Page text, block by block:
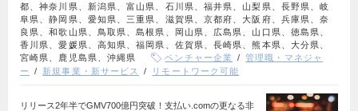
都、神奈川県、新潟県、富山県、石川県、福井県、山梨県、長野県、岐
阜県、静岡県、愛知県、三重県、滋賀県、京都府、大阪府、兵庫県、奈
良県、和歌山県、鳥取県、島根県、岡山県、広島県、山口県、徳島県、
香川県、愛媛県、高知県、福岡県、佐賀県、長崎県、熊本県、大分県、
宮崎県、鹿児島県、沖縄県
ベンチャー企業
管理職・マネジャ
ー
新規事業・新サービス リモートワーク可能
リリース2年半でGMV700億円突破！支払い.comの更なる非